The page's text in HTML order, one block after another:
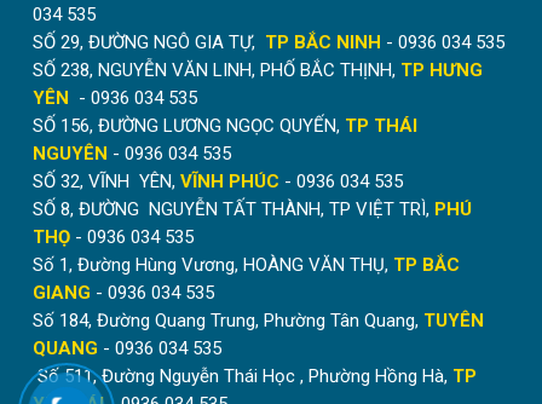
034 535
SỐ 29, ĐƯỜNG NGÔ GIA TỰ, TP BẮC NINH - 0936 034 535
SỐ 238, NGUYỄN VĂN LINH, PHỐ BẮC THỊNH, TP HƯNG
YÊN - 0936 034 535
SỐ 156, ĐƯỜNG LƯƠNG NGỌC QUYẾN, TP THÁI
NGUYÊN - 0936 034 535
SỐ 32, VĨNH YÊN, VĨNH PHÚC - 0936 034 535
SỐ 8, ĐƯỜNG NGUYỄN TẤT THÀNH, TP VIỆT TRÌ, PHÚ
THỌ - 0936 034 535
Số 1, Đường Hùng Vương, HOÀNG VĂN THỤ, TP BẮC
GIANG - 0936 034 535
Số 184, Đường Quang Trung, Phường Tân Quang, TUYÊN
QUANG - 0936 034 535
Số 511, Đường Nguyễn Thái Học , Phường Hồng Hà, TP